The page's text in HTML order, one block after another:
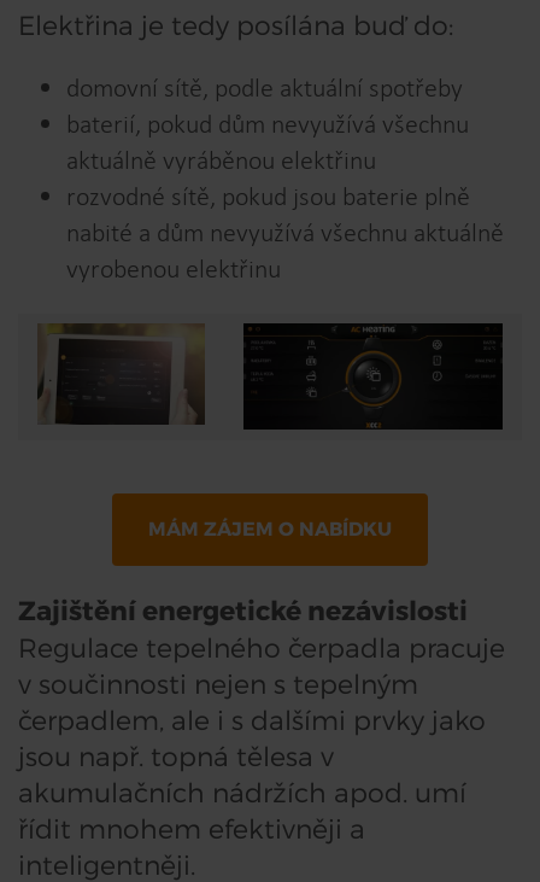
Elektřina je tedy posílána buď do:
domovní sítě, podle aktuální spotřeby
baterií, pokud dům nevyužívá všechnu
aktuálně vyráběnou elektřinu
rozvodné sítě, pokud jsou baterie plně
nabité a dům nevyužívá všechnu aktuálně
vyrobenou elektřinu
MÁM ZÁJEM O NABÍDKU
Zajištění energetické nezávislosti
Regulace tepelného čerpadla pracuje
v součinnosti nejen s tepelným
čerpadlem, ale i s dalšími prvky jako
jsou např. topná tělesa v
akumulačních nádržích apod. umí
řídit mnohem efektivněji a
inteligentněji.